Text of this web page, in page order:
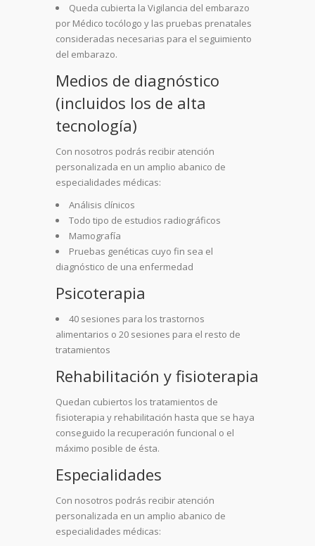
​Queda cubierta la Vigilancia del embarazo
por Médico tocólogo y las pruebas prenatales
consideradas necesarias para el seguimiento
del embarazo.
Medios de diagnóstico
(incluidos los de alta
tecnología)
Con nosotros podrás recibir atención
personalizada en un amplio abanico de
especialidades médicas:
Análisis clínicos
Todo tipo de estudios radiográficos
Mamografía
Pruebas genéticas cuyo fin sea el
diagnóstico de una enfermedad
Psicoterapia
40 sesiones para los trastornos
alimentarios o 20 sesiones para el resto de
tratamientos
Rehabilitación y fisioterapia
Quedan cubiertos los tratamientos de
fisioterapia y rehabilitación hasta que se haya
conseguido la recuperación funcional o el
máximo posible de ésta.
Especialidades
Con nosotros podrás recibir atención
personalizada en un amplio abanico de
especialidades médicas: